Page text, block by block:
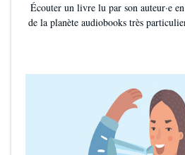
Écouter un livre lu par son auteur·e
de la planète audiobooks très